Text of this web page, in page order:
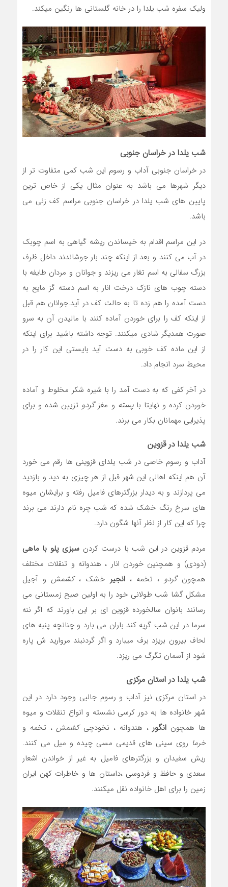
ولیک سفره شب یلدا را در خانه گلستانی ها رنگین میکند.
شب یلدا در خراسان جنوبی
در خراسان جنوبی آداب و رسوم این شب کمی متفاوت تر از
دیگر شهرها می باشد به عنوان مثال یکی از خاص ترین
پایین های شب یلدا در خراسان جنوبی مراسم کف زنی می
باشد.
در این مراسم اقدام به خیساندن ریشه گیاهی به اسم چوبک
در آب می کنند و بعد از اینکه چند بار جوشاندند داخل ظرف
بزرگ سفالی به اسم تغار می ریزند و جوانان و مردان طایفه با
دسته چوب های نازک درخت انار به اسم دسته گز مایع به
دست آمده را هم زده تا به حالت کف در آید.جوانان هم قبل
از اینکه کف را برای خوردن آماده کنند با مالیدن آن به سرو
صورت همدیگر شادی میکنند. توجه داشته باشید برای اینکه
از این ماده کف خوبی به دست آید بایستی این کار را در
محیط سرد انجام داد.
در آخر کفی که به دست آمد را با شیره شکر مخلوط و آماده
خوردن کرده و نهایتا باپسته و مغزگردو تزیین شده و برای
پذیرایی مهمانان بکار می برند.
شب یلدا در قزوین
آداب و رسوم خاصی در شب یلدای قزوینی ها رقم می خورد
آن هم اینکه اهالی این شهر قبل از هر چیزی به دید و بازدید
می پردازند و به دیدار بزرگترهای فامیل رفته و برایشان میوه
های سرخ رنگ خشک شده که شب چره نام دارند می برند
چرا که این کار از نظر آنها شگون دارد.
مردم قزوین در این شب با درست کردن سبزی پلو با ماهی
(دودی) و همچنین خوردن انار ، هندوانه و تنقلات مختلف
همچونگردو ، تخمه ،انجیر خشک ،کشمشو آجیل
مشکل گشا شب طولانی خود را به اولین صبح زمستانی می
رسانند بانوان سالخورده قزوین ای بر این باورند که اگر ننه
سرما در این شب گریه کند باران می بارد و چنانچه پنبه های
لحاف بیرون بریزد برف میبارد و اگر گردنبند مروارید ش پاره
شود از آسمان تگرگ می ریزد.
شب یلدا در استان مرکزی
در استان مرکزی نیز آداب و رسوم جالبی وجود دارد در این
شهر خانواده ها به دور کرسی نشسته و انواع تنقلات و میوه
ها همچون انگور ، هندوانه ، نخودچیکشمش، تخمه و
خرما روی سینی های قدیمی مسی چیده و میل می کنند.
ریش سفیدان و بزرگترهای فامیل به غیر از خواندن اشعار
سعدی و حافظ و فردوسی ،داستان ها و خاطرات کهن ایران
زمین را برای اهل خانواده نقل میکنند.